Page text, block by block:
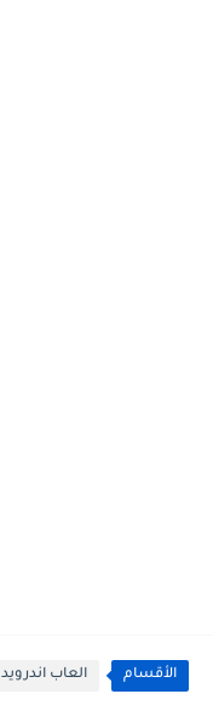
الأقسام العاب اندرويد